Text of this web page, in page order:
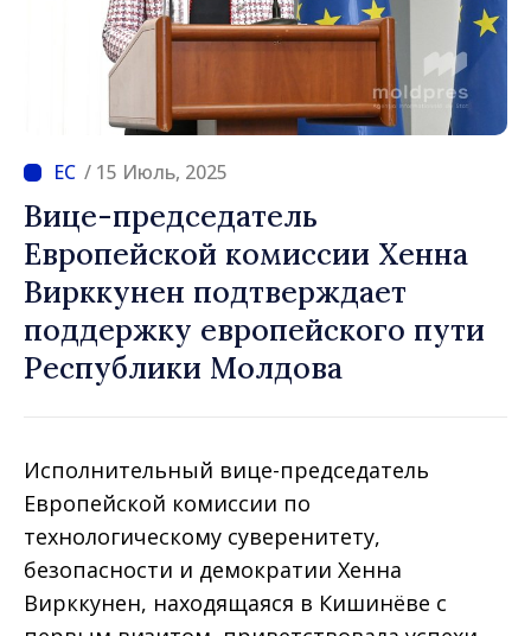
/ 15 Июль, 2025
Вице-председатель
Европейской комиссии Хенна
Вирккунен подтверждает
поддержку европейского пути
Республики Молдова
Исполнительный вице-председатель
Европейской комиссии по
технологическому суверенитету,
безопасности и демократии Хенна
Вирккунен, находящаяся в Кишинёве с